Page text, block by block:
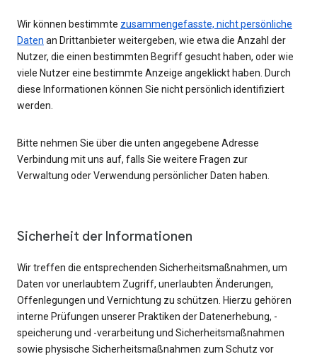
Wir können bestimmte zusammengefasste, nicht persönliche
Daten an Drittanbieter weitergeben, wie etwa die Anzahl der
Nutzer, die einen bestimmten Begriff gesucht haben, oder wie
viele Nutzer eine bestimmte Anzeige angeklickt haben. Durch
diese Informationen können Sie nicht persönlich identifiziert
werden.
Bitte nehmen Sie über die unten angegebene Adresse
Verbindung mit uns auf, falls Sie weitere Fragen zur
Verwaltung oder Verwendung persönlicher Daten haben.
Sicherheit der Informationen
Wir treffen die entsprechenden Sicherheitsmaßnahmen, um
Daten vor unerlaubtem Zugriff, unerlaubten Änderungen,
Offenlegungen und Vernichtung zu schützen. Hierzu gehören
interne Prüfungen unserer Praktiken der Datenerhebung, -
speicherung und -verarbeitung und Sicherheitsmaßnahmen
sowie physische Sicherheitsmaßnahmen zum Schutz vor